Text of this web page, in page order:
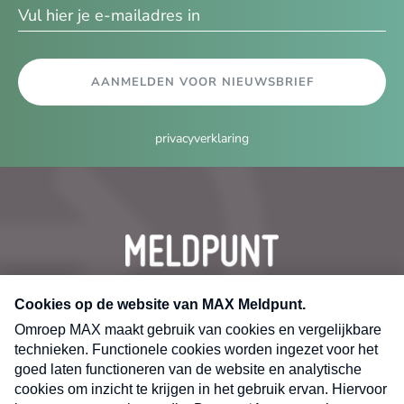
AANMELDEN VOOR NIEUWSBRIEF
privacyverklaring
CONTACT